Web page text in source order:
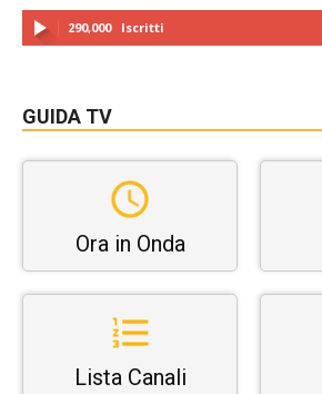
290,000 Iscritti
GUIDA TV
Ora in Onda
Lista Canali